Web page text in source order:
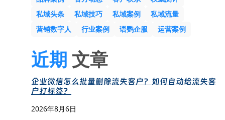
私域头条
私域技巧 私域案例
私域流量
营销数字人
行业案例 语鹦企服 运营案例
近期 文章
企业微信怎么批量删除流失客户？如何自动给流失客
户打标签？
2026年8月6日